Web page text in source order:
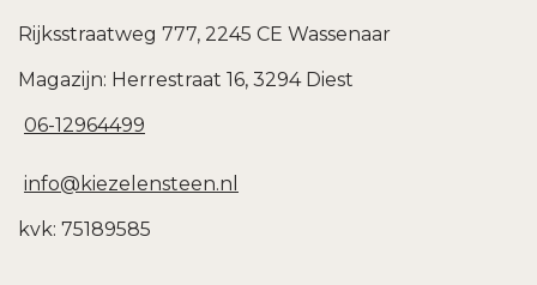
Rijksstraatweg 777, 2245 CE Wassenaar
Magazijn: Herrestraat 16, 3294 Diest
06-12964499
info@kiezelensteen.nl
kvk: 75189585